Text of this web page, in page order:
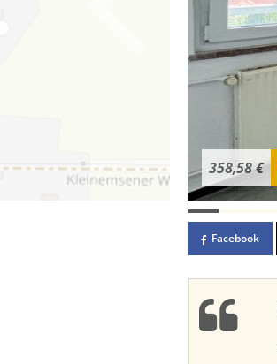
358,58 €
Facebook